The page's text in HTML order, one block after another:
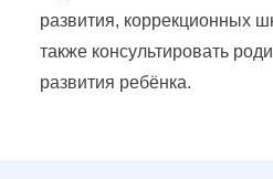
развития, коррекционных
также консультировать
развития ребёнка.